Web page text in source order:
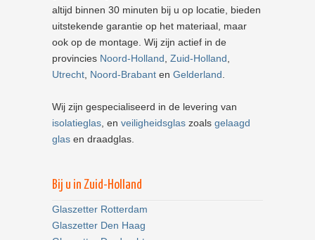
altijd binnen 30 minuten bij u op locatie, bieden
uitstekende garantie op het materiaal, maar
ook op de montage. Wij zijn actief in de
provincies Noord-Holland Zuid-Holland
Utrecht Noord-Brabant en Gelderland
Wij zijn gespecialiseerd in de levering van
isolatieglas , en veiligheidsglas zoals gelaagd
glas en draadglas.
Bij u in Zuid-Holland
Glaszetter Rotterdam
Glaszetter Den Haag